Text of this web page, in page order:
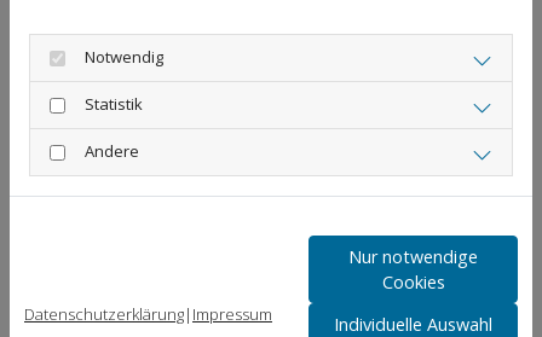
Kontakt
MDB Mark Dausmann
Bautechnik
info@dausmann-dachdecker-bielefeld.de
Notwendig
Statistik
Andere
Datenschutzerklärung| Impressum
Nur notwendige
Cookies
Individuelle Auswahl